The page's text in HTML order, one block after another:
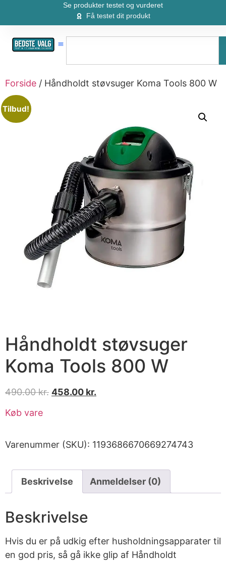
Se produkter testet og vurderet
Få testet dit produkt
Forside / Håndholdt støvsuger Koma Tools 800 W
Tilbud!
Håndholdt støvsuger
Koma Tools 800 W
490.00kr. 458.00 kr.
Køb vare
Varenummer (SKU): 1193686670669274743
Beskrivelse Anmeldelser (0)
Beskrivelse
Hvis du er på udkig efter husholdningsapparater til
en god pris, så gå ikke glip af Håndholdt